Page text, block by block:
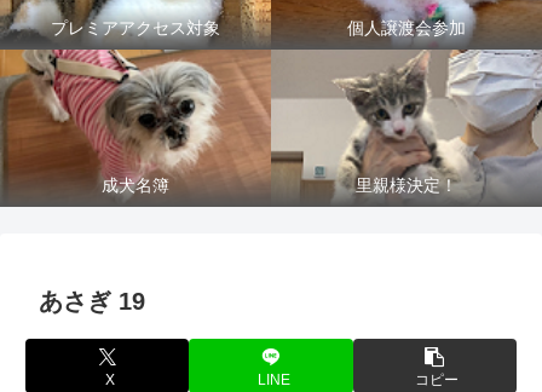
プレミアアクセス対象 個人譲渡会参加
成犬名簿 里親様決定！
あさぎ 19
X LINE コピー